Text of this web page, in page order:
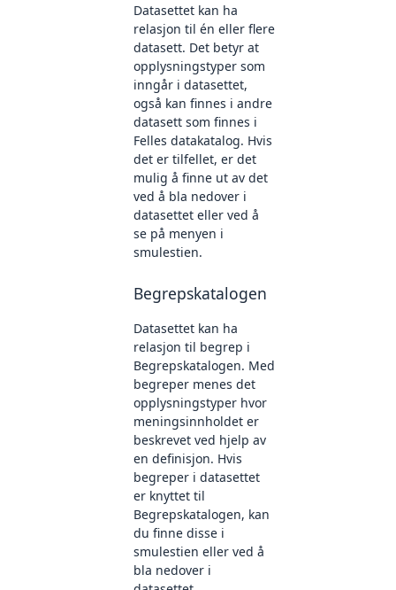
Datasettet kan ha
relasjon til én eller flere
datasett. Det betyr at
opplysningstyper som
inngår i datasettet,
også kan finnes i andre
datasett som finnes i
Felles datakatalog. Hvis
det er tilfellet, er det
mulig å finne ut av det
ved å bla nedover i
datasettet eller ved å
se på menyen i
smulestien.
Begrepskatalogen
Datasettet kan ha
relasjon til begrep i
Begrepskatalogen. Med
begreper menes det
opplysningstyper hvor
meningsinnholdet er
beskrevet ved hjelp av
en definisjon. Hvis
begreper i datasettet
er knyttet til
Begrepskatalogen, kan
du finne disse i
smulestien eller ved å
bla nedover i